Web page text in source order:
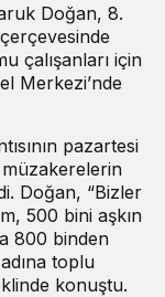
Doğan, 8.
çalışanları için
Merkezi’nde
pazartesi
müzakerelerin
Doğan, “Bizler
500 bini aşkın
800 binden
toplu
konuştu.